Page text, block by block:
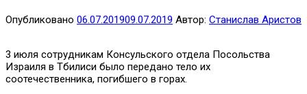
Опубликовано 06.07.201909.07.2019 Автор: Станислав Аристов
3 июля сотрудникам Консульского отдела Посольства
Израиля в Тбилиси было передано тело их
соотечественника, погибшего в горах.